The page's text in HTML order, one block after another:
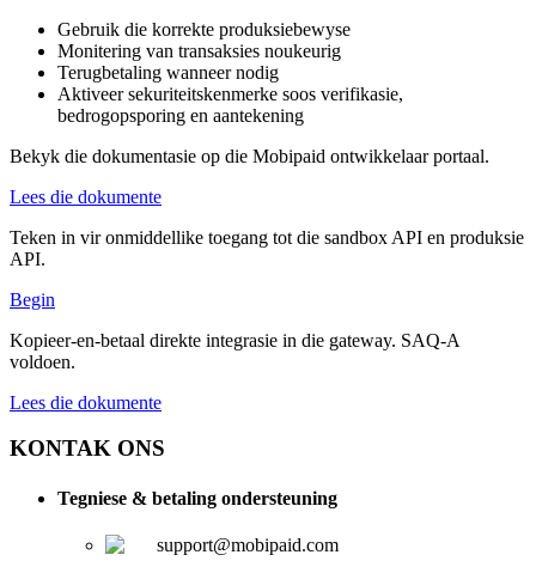
Gebruik die korrekte produksiebewyse
Monitering van transaksies noukeurig
Terugbetaling wanneer nodig
Aktiveer sekuriteitskenmerke soos verifikasie,
bedrogopsporing en aantekening
Bekyk die dokumentasie op die Mobipaid ontwikkelaar portaal.
Lees die dokumente
Teken in vir onmiddellike toegang tot die sandbox API en produksie
API.
Begin
Kopieer-en-betaal direkte integrasie in die gateway. SAQ-A
voldoen.
Lees die dokumente
KONTAK ONS
Tegniese & betaling ondersteuning
support@mobipaid.com